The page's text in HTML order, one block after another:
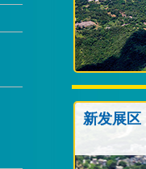
新发展区